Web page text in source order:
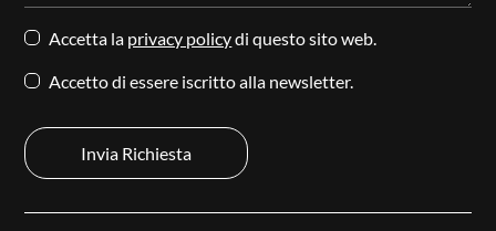
Accetta la privacy policydi questo sito web.
Accetto di essere iscritto alla newsletter.